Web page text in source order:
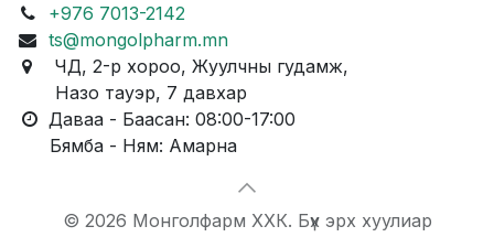
+976 7013-2142
ts@mongolpharm.mn
ЧД, 2-р хороо, Жуулчны гудамж,
Назо тауэр, 7 давхар
Даваа - Баасан: 08:00-17:00
Бямба - Ням: Амарна
© 2026 Монголфарм ХХК. Бүх эрх хуулиар